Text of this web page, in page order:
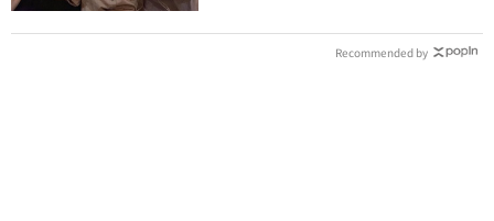
Recommended by